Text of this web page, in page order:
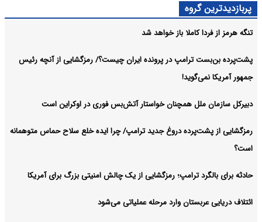
پربازدیدترین گروه
تنگه هرمز از فردا کاملا باز خواهد شد
پشت‌پرده بن‌بست ترامپ در پرونده ایران چیست؟/ رمزگشایی از آنچه رئیس
جمهور آمریکا نمی‌گوید!
دبیرکل سازمان ملل همچنان خواستار آتش‌بس فوری در اوکراین است
رمزگشایی از پشت‌پرده دروغ جدید ترامپ/ چرا ایده خلع سلاح حماس متوهمانه
است؟
حادثه برای بالگرد ترامپ؛ رمزگشایی از یک چالش امنیتی بزرگ برای آمریکا
ائتلاف دریایی عربستان وارد مرحله عملیاتی می‌شود